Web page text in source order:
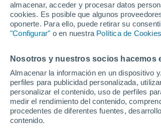
almacenar, acceder y procesar datos
cookies. Es posible que algunos
oponerte. Para ello, puede retirar su
"Configurar" o en nuestra Política de Cookies
Nosotros y nuestros socios hacemos
Almacenar la información en un dispositivo
perfiles para publicidad personalizada,
personalizar el contenido, uso de perfiles
medir el rendimiento del contenido,
procedentes de diferentes fuentes,
contenido.
22°
Las
Canaria
31°
24°
Maspalomas